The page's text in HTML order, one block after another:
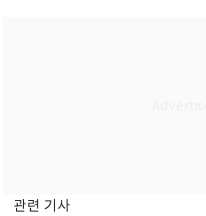
관련 기사